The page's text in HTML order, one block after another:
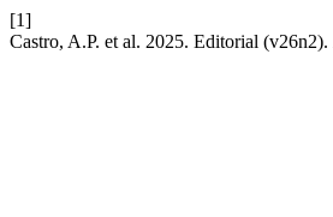
[1]
Castro, A.P. et al. 2025. Editorial (v26n2).